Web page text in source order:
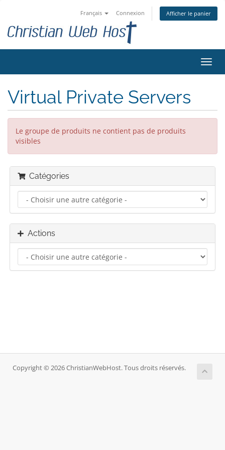
Français Connexion Afficher le panier
la
Virtual Private Servers
Le groupe de produits ne contient pas de produits
visibles
Catégories
Actions
Copyright © 2026 ChristianWebHost. Tous droits réservés.